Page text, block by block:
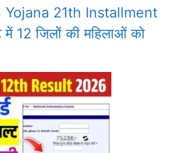
Yojana 21th Installment
12 जिलों की महिलाओं को